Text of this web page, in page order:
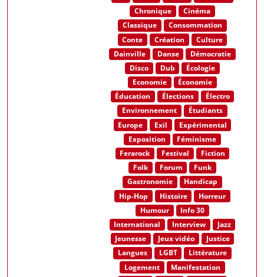
Chronique
Cinéma
Classique
Consommation
Conte
Création
Culture
Dainville
Danse
Démocratie
Disco
Dub
Écologie
Economie
Économie
Éducation
Élections
Électro
Environnement
Étudiants
Europe
Exil
Expérimental
Exposition
Féminisme
Ferarock
Festival
Fiction
Folk
Forum
Funk
Gastronomie
Handicap
Hip-Hop
Histoire
Horreur
Humour
Info 30
International
Interview
Jazz
Jeunesse
Jeux vidéo
Justice
Langues
LGBT
Littérature
Logement
Manifestation